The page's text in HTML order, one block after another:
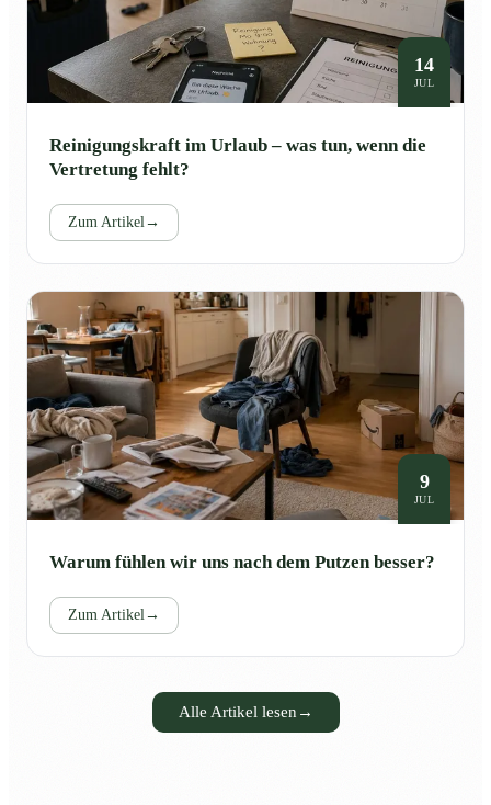
14
JUL
Reinigungskraft im Urlaub – was tun, wenn die
Vertretung fehlt?
Zum Artikel →
9
JUL
Warum fühlen wir uns nach dem Putzen besser?
Zum Artikel →
Alle Artikel lesen →